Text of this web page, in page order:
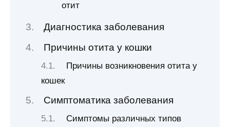
отит
Диагностика заболевания
Причины отита у кошки
Причины возникновения отита у
кошек
Симптоматика заболевания
Симптомы различных типов